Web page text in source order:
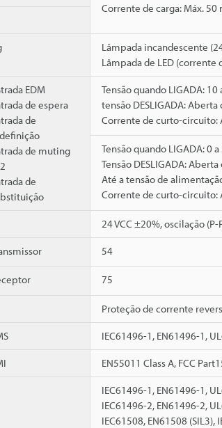
Corrente de carga: Máx.
Lâmpada incandescente
Lâmpada de LED (corrente
EDM
de espera
de
de muting
de
Tensão quando LIGADA: 10
tensão DESLIGADA: Aberta
Corrente de curto-circuito:
Tensão quando LIGADA: 0 a
Tensão DESLIGADA:
Até a tensão de
Corrente de curto-circuito:
24 VCC ±20%, oscilação
54
75
Proteção de corrente
IEC61496-1, EN61496-1,
EN55011 Class A, FCC
IEC61496-1, EN61496-1,
IEC61496-2, EN61496-2,
IEC61508, EN61508 (SIL3),